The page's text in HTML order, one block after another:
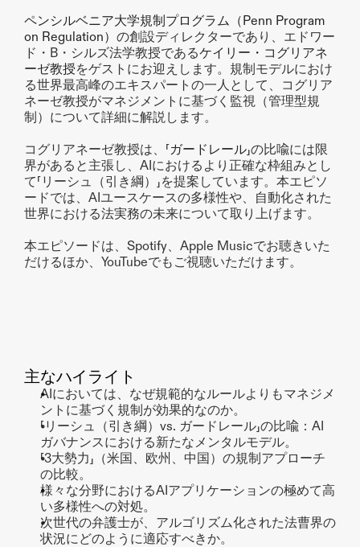
ペンシルベニア大学規制プログラム（Penn Program
on Regulation） の創設ディレクターであり、エドワー
ド・B・シルズ法学教授であるケイリー・コグリアネ
ーゼ教授をゲストにお迎えします。規制モデルにおけ
る世界最高峰のエキスパートの一人として、コグリア
ネーゼ教授がマネジメントに基づく監視（管理型規
制）について詳細に解説します。
コグリアネーゼ教授は、「ガードレール」の比喩には限
界があると主張し、AIにおけるより正確な枠組みとし
て「リーシュ（引き綱）」を提案しています。本エピソ
ードでは、AIユースケースの多様性や、自動化された
世界における法実務の未来について取り上げます。
本エピソードは、Spotify、Apple Musicでお聴きいた
だけるほか、YouTubeでもご視聴いただけます。
主なハイライト
AIにおいては、なぜ規範的なルールよりもマネジメ
ントに基づく規制が効果的なのか。
「リーシュ（引き綱）vs. ガードレール」の比喩：AI
ガバナンスにおける新たなメンタルモデル。
「3大勢力」（米国、欧州、中国）の規制アプローチ
の比較。
様々な分野におけるAIアプリケーションの極めて高
い多様性への対処。
次世代の弁護士が、アルゴリズム化された法曹界の
状況にどのように適応すべきか。